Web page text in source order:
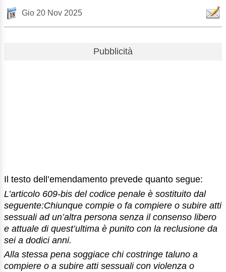
Gio 20 Nov 2025
Pubblicità
Il testo dell’emendamento prevede quanto segue:
L’articolo 609-bis del codice penale è sostituito dal
seguente:Chiunque compie o fa compiere o subire atti
sessuali ad un’altra persona senza il consenso libero
e attuale di quest’ultima è punito con la reclusione da
sei a dodici anni.
Alla stessa pena soggiace chi costringe taluno a
compiere o a subire atti sessuali con violenza o